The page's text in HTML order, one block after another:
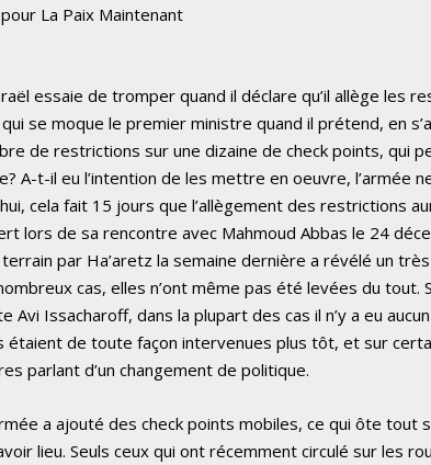
La Paix Maintenant
essaie de tromper quand il déclare qu’il allège les
se moque le premier ministre quand il prétend, en
de restrictions sur une dizaine de check points, qui
A-t-il eu l’intention de les mettre en oeuvre, l’armée
cela fait 15 jours que l’allègement des restrictions
lors de sa rencontre avec Mahmoud Abbas le 24
par Ha’aretz la semaine dernière a révélé un
cas, elles n’ont même pas été levées du tout.
Avi Issacharoff, dans la plupart des cas il n’y a eu
étaient de toute façon intervenues plus tôt, et sur
parlant d’un changement de politique.
a ajouté des check points mobiles, ce qui ôte tout
lieu. Seuls ceux qui ont récemment circulé sur les